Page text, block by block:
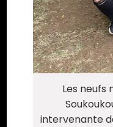
Les neufs
intervenante